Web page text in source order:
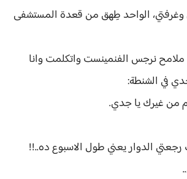
وغرفتي، الواحد طِهق من قعدة المستشفى
نرجس الفنمينست واتكلمت وانا
في الشنطة:
من غيرك يا جدي.
الدوار يعني طول الاسبوع ده..!!